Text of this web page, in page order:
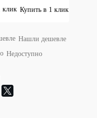
Купить в 1 клик
Нашли дешевле
Недоступно